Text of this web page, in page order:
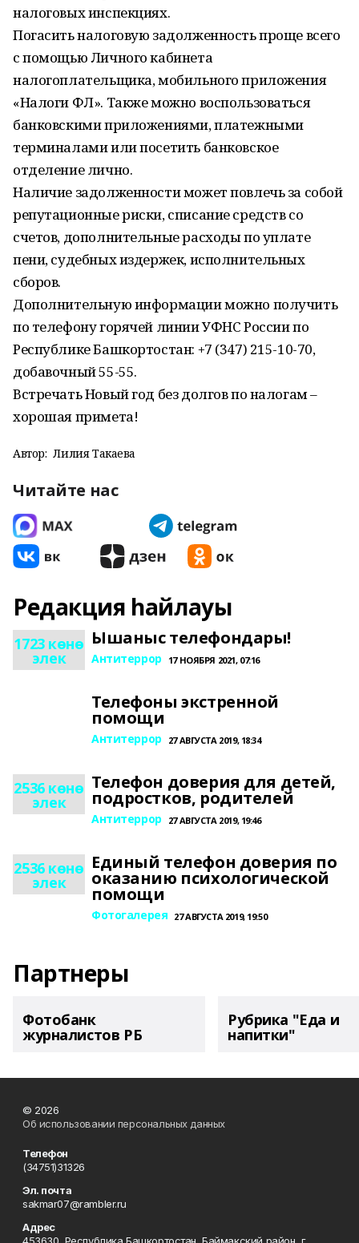
налоговых инспекциях.
Погасить налоговую задолженность проще всего
с помощью Личного кабинета
налогоплательщика, мобильного приложения
«Налоги ФЛ». Также можно воспользоваться
банковскими приложениями, платежными
терминалами или посетить банковское
отделение лично.
Наличие задолженности может повлечь за собой
репутационные риски, списание средств со
счетов, дополнительные расходы по уплате
пени, судебных издержек, исполнительных
сборов.
Дополнительную информации можно получить
по телефону горячей линии УФНС России по
Республике Башкортостан: +7 (347) 215-10-70,
добавочный 55-55.
Встречать Новый год без долгов по налогам –
хорошая примета!
Автор: Лилия Такаева
Читайте нас
Редакция һайлауы
1723 көнө
элек
Ышаныс телефондары!
Антитеррор 17 НОЯБРЯ 2021, 07:16
Телефоны экстренной
помощи
Антитеррор 27 АВГУСТА 2019, 18:34
2536 көнө
элек
Телефон доверия для детей,
подростков, родителей
Антитеррор 27 АВГУСТА 2019, 19:46
2536 көнө
элек
Единый телефон доверия по
оказанию психологической
помощи
Фотогалерея 27 АВГУСТА 2019, 19:50
Партнеры
Фотобанк
журналистов РБ
Рубрика "Еда и
напитки"
© 2026
Об использовании персональных данных
Телефон
(34751)31326
Эл. почта
sakmar07@rambler.ru
Адрес